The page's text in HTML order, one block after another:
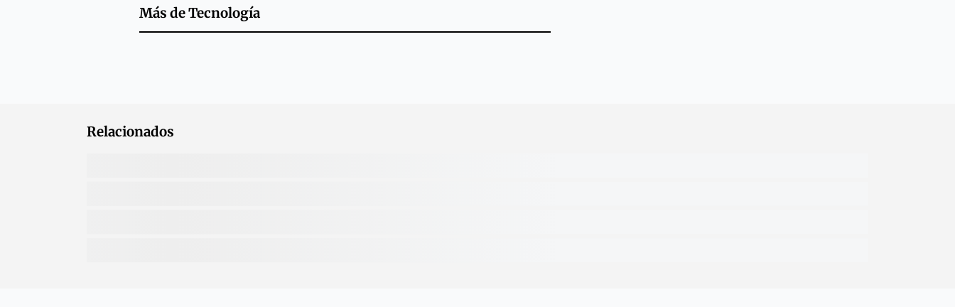
Más deTecnología
Relacionados